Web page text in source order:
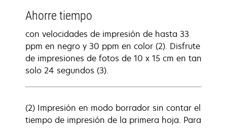
Ahorre tiempo
con velocidades de impresión de hasta 33
ppm en negro y 30 ppm en color (2). Disfrute
de impresiones de fotos de 10 x 15 cm en tan
solo 24 segundos (3).
(2) Impresión en modo borrador sin contar el
tiempo de impresión de la primera hoja. Para